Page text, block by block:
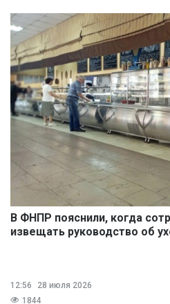
В ФНПР пояснили, когда
извещать руководство об
12:56
28 июля 2026
1844